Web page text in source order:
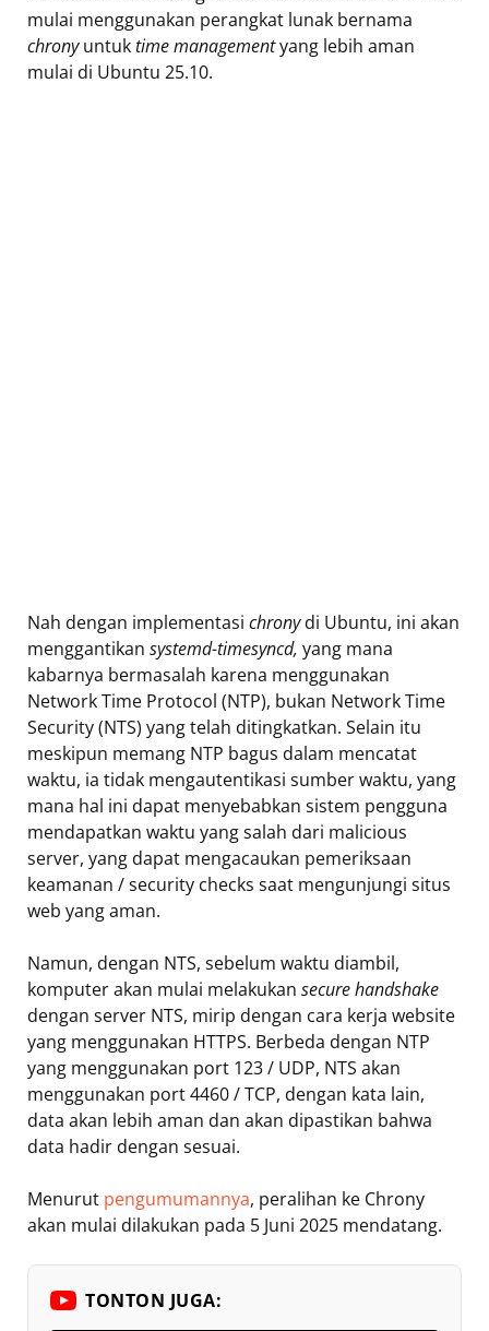
mulai menggunakan perangkat lunak bernama
chronyuntuktime managementyang lebih aman
mulai di Ubuntu 25.10.
Nah dengan implementasi chronydi Ubuntu, ini akan
menggantikan systemd-timesyncd, yang mana
kabarnya bermasalah karena menggunakan
Network Time Protocol (NTP), bukan Network Time
Security (NTS) yang telah ditingkatkan. Selain itu
meskipun memang NTP bagus dalam mencatat
waktu, ia tidak mengautentikasi sumber waktu, yang
mana hal ini dapat menyebabkan sistem pengguna
mendapatkan waktu yang salah dari malicious
server, yang dapat mengacaukan pemeriksaan
keamanan / security checks saat mengunjungi situs
web yang aman.
Namun, dengan NTS, sebelum waktu diambil,
komputer akan mulai melakukan secure handshake
dengan server NTS, mirip dengan cara kerja website
yang menggunakan HTTPS. Berbeda dengan NTP
yang menggunakan port 123 / UDP, NTS akan
menggunakan port 4460 / TCP, dengan kata lain,
data akan lebih aman dan akan dipastikan bahwa
data hadir dengan sesuai.
Menurut pengumumannya, peralihan ke Chrony
akan mulai dilakukan pada 5 Juni 2025 mendatang.
TONTON JUGA: